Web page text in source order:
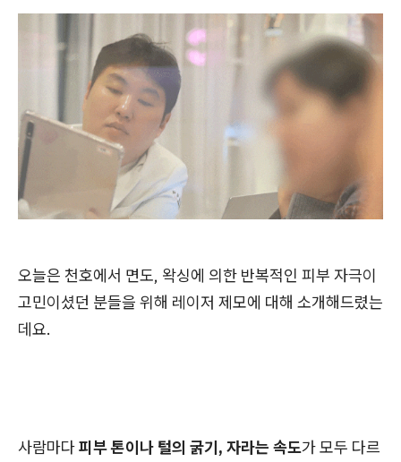
오늘은 천호에서 면도, 왁싱에 의한 반복적인 피부 자극이
고민이셨던 분들을 위해 레이저 제모에 대해 소개해드렸는
데요.
사람마다피부 톤이나 털의 굵기, 자라는 속도가 모두 다르